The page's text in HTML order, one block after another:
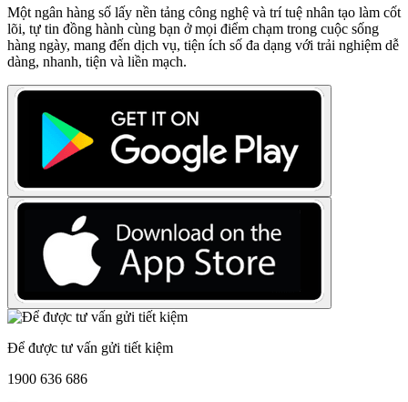
Một ngân hàng số lấy nền tảng công nghệ và trí tuệ nhân tạo làm cốt
lõi, tự tin đồng hành cùng bạn ở mọi điểm chạm trong cuộc sống
hàng ngày, mang đến dịch vụ, tiện ích số đa dạng với trải nghiệm dễ
dàng, nhanh, tiện và liền mạch.
Để được tư vấn gửi tiết kiệm
1900 636 686